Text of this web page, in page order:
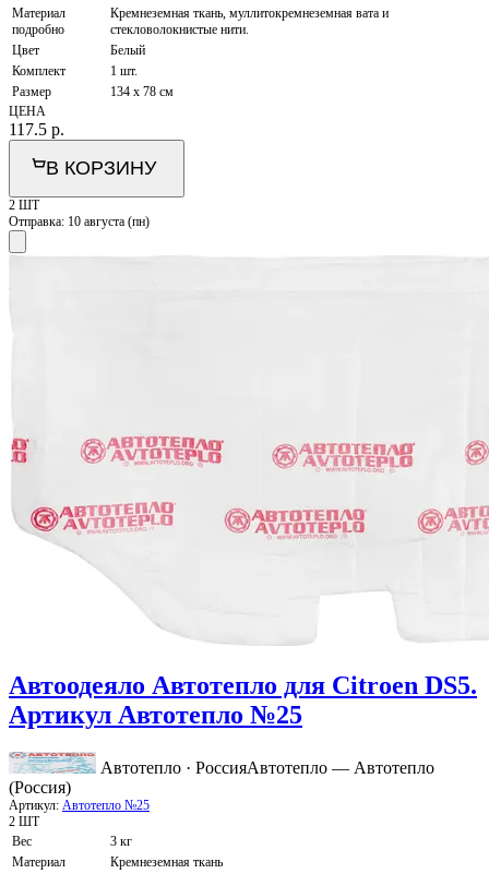
Материал
подробно
Кремнеземная ткань, муллитокремнеземная вата и
стекловолокнистые нити.
Цвет
Белый
Комплект
1 шт.
Размер
134 x 78 см
ЦЕНА
117.5 р.
В КОРЗИНУ
2 ШТ
Отправка: 10 августа (пн)
Автоодеяло Автотепло для Citroen DS5.
Артикул Автотепло №25
Автотепло · РоссияАвтотепло — Автотепло
(Россия)
Артикул: Автотепло №25
2 ШТ
Вес
3 кг
Материал
Кремнеземная ткань